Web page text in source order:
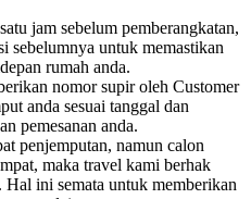
jam sebelum pemberangkatan,
sebelumnya untuk memastikan
rumah anda.
nomor supir oleh Customer
anda sesuai tanggal dan
pemesanan anda.
penjemputan, namun calon
maka travel kami berhak
ini semata untuk memberikan